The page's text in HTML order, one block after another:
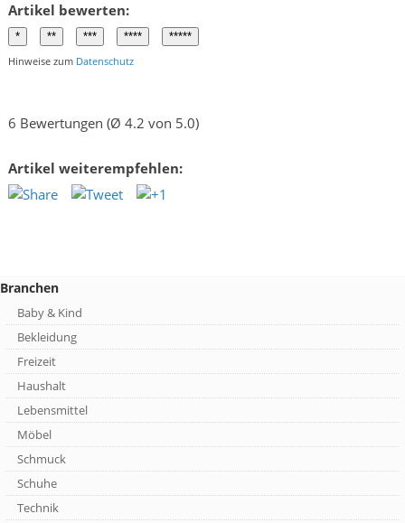
Artikel bewerten:
Hinweise zum Datenschutz
6 Bewertungen (Ø 4.2 von 5.0)
Artikel weiterempfehlen:
Branchen
Baby & Kind
Bekleidung
Freizeit
Haushalt
Lebensmittel
Möbel
Schmuck
Schuhe
Technik